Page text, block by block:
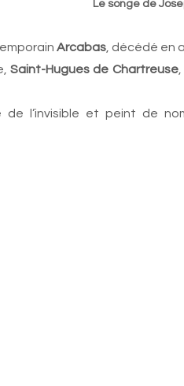
Arcabas, décédé en
Saint-Hugues de Chartreuse,
l’invisible et peint de